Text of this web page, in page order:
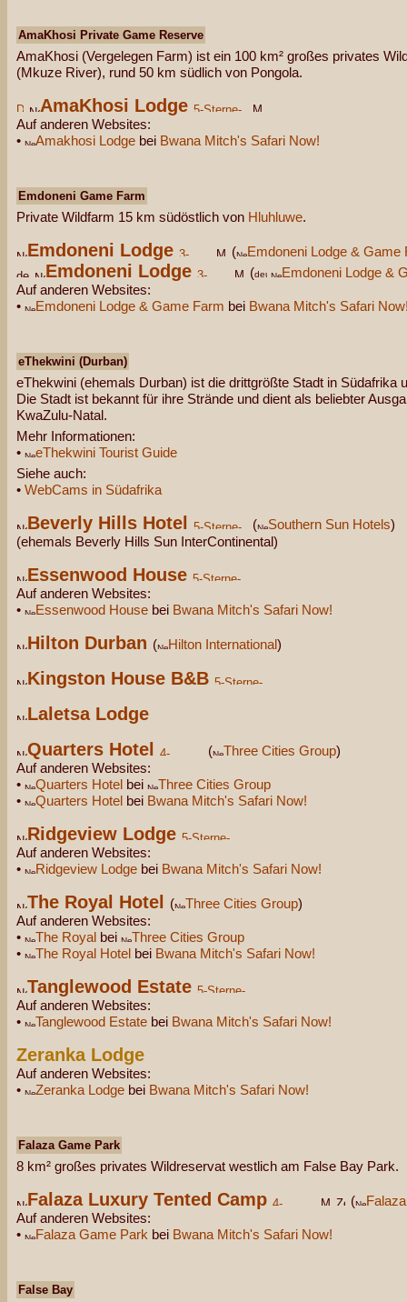
AmaKhosi Private Game Reserve
AmaKhosi (Vergelegen Farm) ist ein 100 km² großes privates
(Mkuze River), rund 50 km südlich von Pongola.
AmaKhosi Lodge
Auf anderen Websites:
•
Amakhosi Lodge bei Bwana Mitch's Safari Now!
Emdoneni Game Farm
Private Wildfarm 15 km südöstlich von Hluhluwe.
Emdoneni Lodge ( Emdoneni Lodge & Game
Emdoneni Lodge (
Emdoneni Lodge &
Auf anderen Websites:
•
Emdoneni Lodge & Game Farm bei Bwana Mitch's Safari
eThekwini (Durban)
eThekwini (ehemals Durban) ist die drittgrößte Stadt in Südafrika
Die Stadt ist bekannt für ihre Strände und dient als beliebter
KwaZulu-Natal.
Mehr Informationen:
•
eThekwini Tourist Guide
Siehe auch:
• WebCams in Südafrika
Beverly Hills Hotel ( Southern Sun Hotels)
(ehemals Beverly Hills Sun InterContinental)
Essenwood House
Auf anderen Websites:
•
Essenwood House bei Bwana Mitch's Safari Now!
Hilton Durban ( Hilton International)
Kingston House B&B
Laletsa Lodge
Quarters Hotel
( Three Cities Group)
Auf anderen Websites:
•
Quarters Hotel bei
Three Cities Group
•
Quarters Hotel bei Bwana Mitch's Safari Now!
Ridgeview Lodge
Auf anderen Websites:
•
Ridgeview Lodge bei Bwana Mitch's Safari Now!
The Royal Hotel ( Three Cities Group)
Auf anderen Websites:
•
The Royal bei
Three Cities Group
•
The Royal Hotel bei Bwana Mitch's Safari Now!
Tanglewood Estate
Auf anderen Websites:
•
Tanglewood Estate bei Bwana Mitch's Safari Now!
Zeranka Lodge
Auf anderen Websites:
•
Zeranka Lodge bei Bwana Mitch's Safari Now!
Falaza Game Park
8 km² großes privates Wildreservat westlich am False Bay Park.
Falaza Luxury Tented Camp (
Auf anderen Websites:
•
Falaza Game Park bei Bwana Mitch's Safari Now!
False Bay